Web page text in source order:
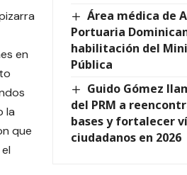
Área médica de
Portuaria
habilitación del
Pública
Guido Gómez
del PRM a
bases y fortalecer
ciudadanos en 2026
en
la
que